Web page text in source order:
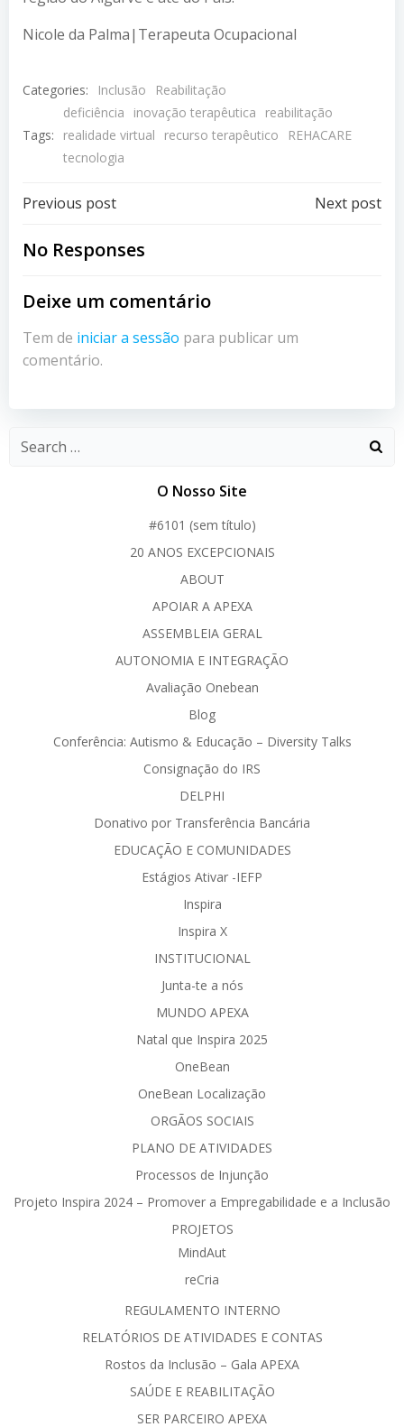
Nicole da Palma|Terapeuta Ocupacional
Categories: Inclusão Reabilitação
Tags:
deficiência inovação terapêutica
reabilitação
realidade virtual
recurso terapêutico
REHACARE
tecnologia
Post
navigation
Previous post Next post
No Responses
Deixe um comentário
Tem de iniciar a sessão para publicar um
comentário.
O Nosso Site
#6101 (sem título)
20 ANOS EXCEPCIONAIS
ABOUT
APOIAR A APEXA
ASSEMBLEIA GERAL
AUTONOMIA E INTEGRAÇÃO
Avaliação Onebean
Blog
Conferência: Autismo & Educação – Diversity Talks
Consignação do IRS
DELPHI
Donativo por Transferência Bancária
EDUCAÇÃO E COMUNIDADES
Estágios Ativar -IEFP
Inspira
Inspira X
INSTITUCIONAL
Junta-te a nós
MUNDO APEXA
Natal que Inspira 2025
OneBean
OneBean Localização
ORGÃOS SOCIAIS
PLANO DE ATIVIDADES
Processos de Injunção
Projeto Inspira 2024 – Promover a Empregabilidade e a Inclusão
PROJETOS
MindAut
reCria
REGULAMENTO INTERNO
RELATÓRIOS DE ATIVIDADES E CONTAS
Rostos da Inclusão – Gala APEXA
SAÚDE E REABILITAÇÃO
SER PARCEIRO APEXA